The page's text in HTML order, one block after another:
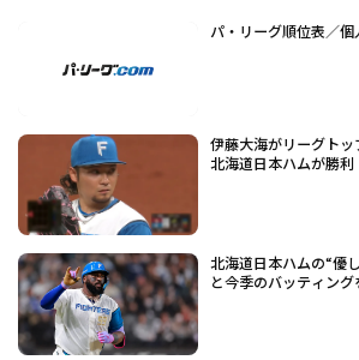
パ・リーグ順位表／個
伊藤大海がリーグト
北海道日本ハムが勝利
北海道日本ハムの“優
と今季のバッティング